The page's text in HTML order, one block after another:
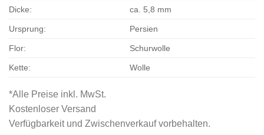
Dicke: ca. 5,8 mm
Ursprung: Persien
Flor: Schurwolle
Kette: Wolle
*Alle Preise inkl. MwSt.
Kostenloser Versand
Verfügbarkeit und Zwischenverkauf vorbehalten.